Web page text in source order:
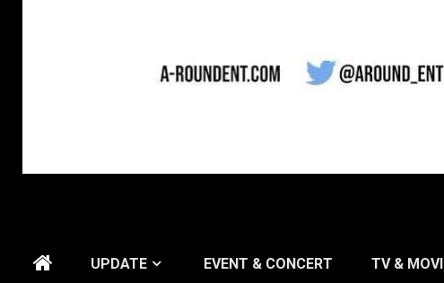
UPDATE EVENT & CONCERT TV &